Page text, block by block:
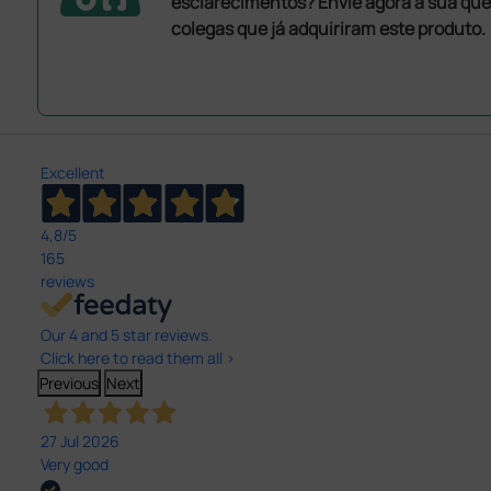
colegas que já adquiriram este produto.
Excellent
4,8/5
165
reviews
Our 4 and 5 star reviews.
Click here to read them all >
Previous Next
27 Jul 2026
Very good